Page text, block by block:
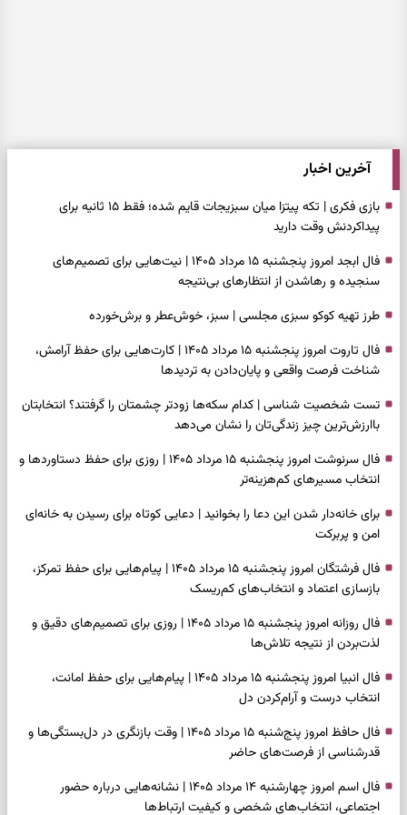
آخرین اخبار
بازی فکری | تکه پیتزا میان سبزیجات قایم شده؛ فقط ۱۵ ثانیه برای
پیداکردنش وقت دارید
فال ابجد امروز پنجشنبه ۱۵ مرداد ۱۴۰۵ | نیت‌هایی برای تصمیم‌های
سنجیده و رهاشدن از انتظارهای بی‌نتیجه
طرز تهیه کوکو سبزی مجلسی | سبز، خوش‌عطر و برش‌خورده
فال تاروت امروز پنجشنبه ۱۵ مرداد ۱۴۰۵ | کارت‌هایی برای حفظ آرامش،
شناخت فرصت واقعی و پایان‌دادن به تردیدها
تست شخصیت شناسی | کدام سکه‌ها زودتر چشمتان را گرفتند؟ انتخابتان
باارزش‌ترین چیز زندگی‌تان را نشان می‌دهد
فال سرنوشت امروز پنجشنبه ۱۵ مرداد ۱۴۰۵ | روزی برای حفظ دستاوردها و
انتخاب مسیرهای کم‌هزینه‌تر
برای خانه‌دار شدن این دعا را بخوانید | دعایی کوتاه برای رسیدن به خانه‌ای
امن و پربرکت
فال فرشتگان امروز پنجشنبه ۱۵ مرداد ۱۴۰۵ | پیام‌هایی برای حفظ تمرکز،
بازسازی اعتماد و انتخاب‌های کم‌ریسک
فال روزانه امروز پنجشنبه ۱۵ مرداد ۱۴۰۵ | روزی برای تصمیم‌های دقیق و
لذت‌بردن از نتیجه تلاش‌ها
فال انبیا امروز پنجشنبه ۱۵ مرداد ۱۴۰۵ | پیام‌هایی برای حفظ امانت،
انتخاب درست و آرام‌کردن دل
فال حافظ امروز پنج‌شنبه ۱۵ مرداد ۱۴۰۵ | وقت بازنگری در دل‌بستگی‌ها و
قدرشناسی از فرصت‌های حاضر
فال اسم امروز چهارشنبه ۱۴ مرداد ۱۴۰۵ | نشانه‌هایی درباره حضور
اجتماعی، انتخاب‌های شخصی و کیفیت ارتباط‌ها